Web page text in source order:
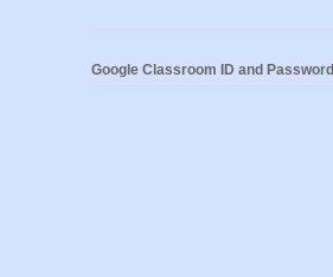
Google Classroom ID and Password